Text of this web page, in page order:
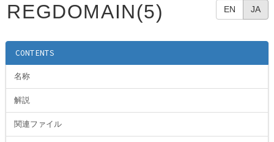
EN JA
REGDOMAIN(5)
CONTENTS
名称
解説
関連ファイル